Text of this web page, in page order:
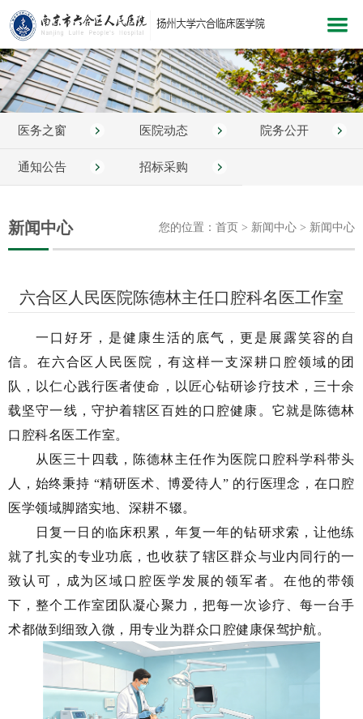
网站首页
医院概况
新闻中心
科室介绍
医院服务
教学科研
健康指南
互动平台
视频点播
医务之窗 医院动态 院务公开
通知公告 招标采购
新闻中心 您的位置：首页 > 新闻中心 > 新闻中心
六合区人民医院陈德林主任口腔科名医工作室
一口好牙，是健康生活的底气，更是展露笑容的自
信。在六合区人民医院，有这样一支深耕口腔领域的团
队，以仁心践行医者使命，以匠心钻研诊疗技术，三十余
载坚守一线，守护着辖区百姓的口腔健康。它就是陈德林
口腔科名医工作室。
从医三十四载，陈德林主任作为医院口腔科学科带头
人，始终秉持 “精研医术、博爱待人” 的行医理念，在口腔
医学领域脚踏实地、深耕不辍。
日复一日的临床积累，年复一年的钻研求索，让他练
就了扎实的专业功底，也收获了辖区群众与业内同行的一
致认可，成为区域口腔医学发展的领军者。在他的带领
下，整个工作室团队凝心聚力，把每一次诊疗、每一台手
术都做到细致入微，用专业为群众口腔健康保驾护航。